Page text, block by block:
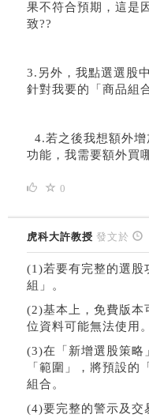
果不符合預期， 這是
致??
3.另外，我點選選股
針對我要的「商品組
4.若之後我想額外
功能， 我需要額外買
0
虎科大許教授 發文於
(1)若要有完整的選股
組」。
(2)基本上，免費版本
位資料可能無法使用。
(3)在「新增選股策略
「範圍」，將預設的
組合。
(4)要完整的警示及交